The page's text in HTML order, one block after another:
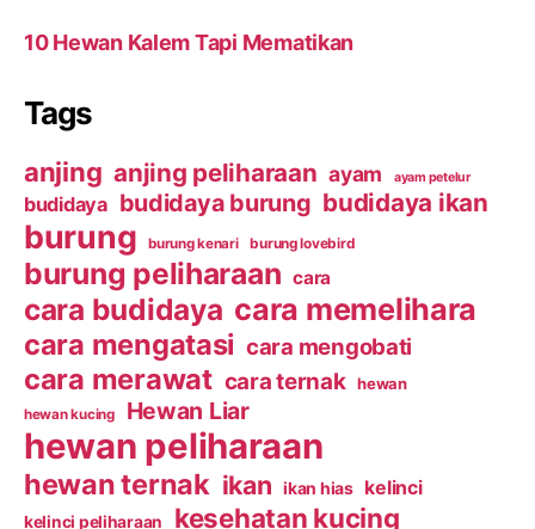
10 Hewan Kalem Tapi Mematikan
Tags
anjing anjing peliharaan ayam ayam petelur
budidaya budidaya burung budidaya ikan
burung burung kenari burung lovebird
burung peliharaan cara
cara budidaya cara memelihara
cara mengatasi cara mengobati
cara merawat cara ternak hewan
hewan kucing Hewan Liar
hewan peliharaan
hewan ternak ikan ikan hias kelinci
kelinci peliharaan kesehatan kucing